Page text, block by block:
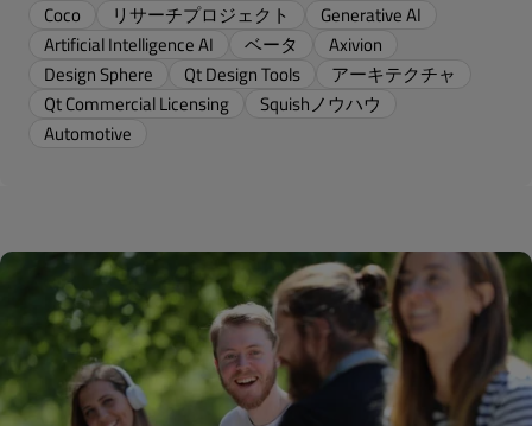
Coco
リサーチプロジェクト
Generative AI
Artificial Intelligence AI
ベータ
Axivion
Design Sphere
Qt Design Tools
アーキテクチャ
Qt Commercial Licensing
Squishノウハウ
Automotive